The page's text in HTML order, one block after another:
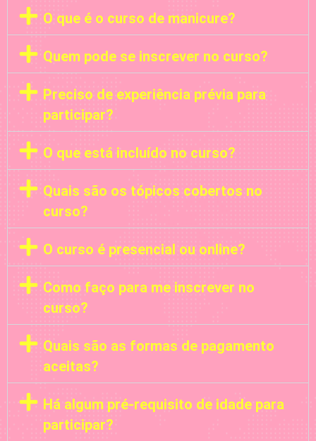
O que é o curso de manicure?
Quem pode se inscrever no curso?
Preciso de experiência prévia para
participar?
O que está incluído no curso?
Quais são os tópicos cobertos no
curso?
O curso é presencial ou online?
Como faço para me inscrever no
curso?
Quais são as formas de pagamento
aceitas?
Há algum pré-requisito de idade para
participar?